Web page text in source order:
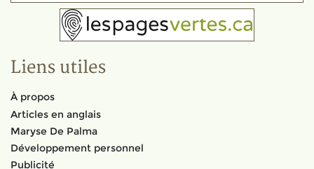
Liens utiles
À propos
Articles en anglais
Maryse De Palma
Développement personnel
Publicité